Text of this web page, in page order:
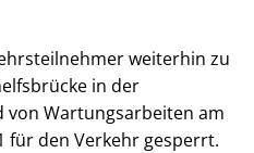
weiterhin zu
in der
Wartungsarbeiten am
für den Verkehr gesperrt.